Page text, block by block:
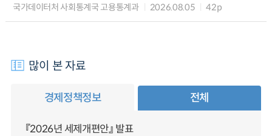
국가데이터처 사회통계국 고용통계과 2026.08.05 42p
많이 본 자료
경제정책정보 전체
『2026년 세제개편안』 발표